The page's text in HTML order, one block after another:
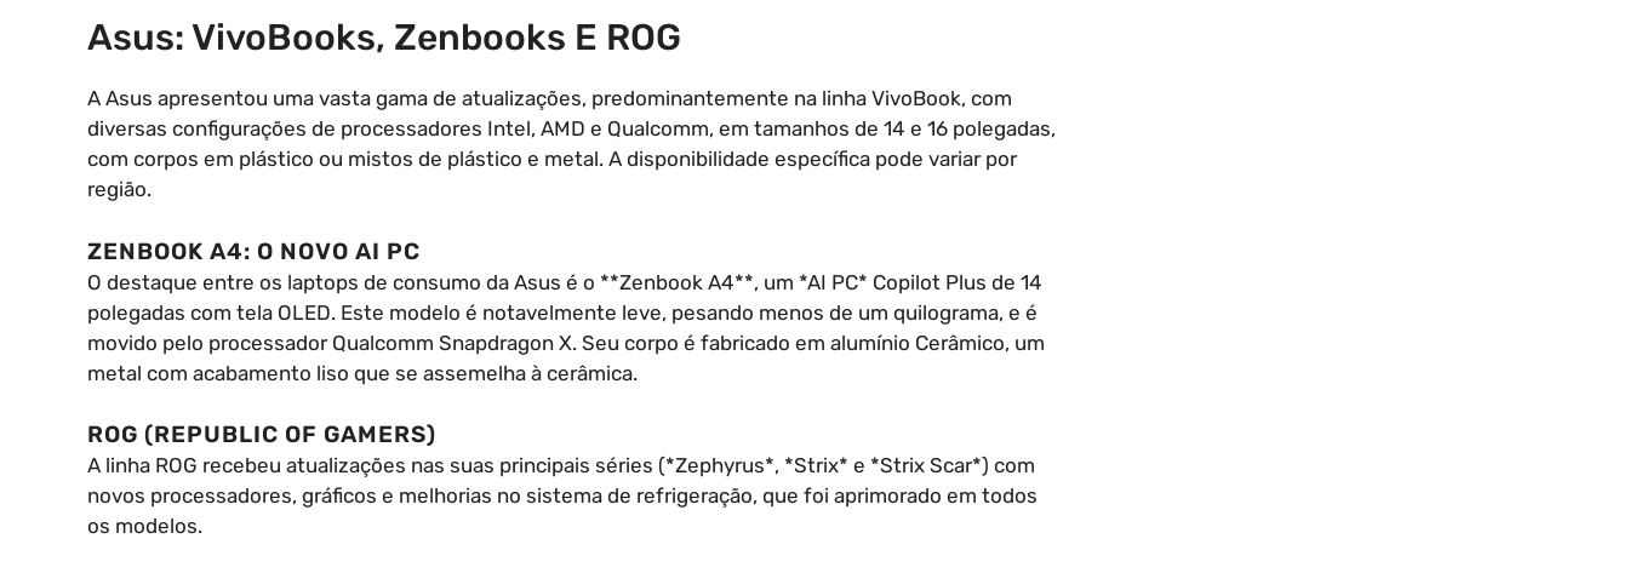
Asus: VivoBooks, Zenbooks E ROG
A Asus apresentou uma vasta gama de atualizações, predominantemente na linha VivoBook, com
diversas configurações de processadores Intel, AMD e Qualcomm, em tamanhos de 14 e 16 polegadas,
com corpos em plástico ou mistos de plástico e metal. A disponibilidade específica pode variar por
região.
ZENBOOK A4: O NOVO AI PC
O destaque entre os laptops de consumo da Asus é o **Zenbook A4**, um *AI PC* Copilot Plus de 14
polegadas com tela OLED. Este modelo é notavelmente leve, pesando menos de um quilograma, e é
movido pelo processador Qualcomm Snapdragon X. Seu corpo é fabricado em alumínio Cerâmico, um
metal com acabamento liso que se assemelha à cerâmica.
ROG (REPUBLIC OF GAMERS)
A linha ROG recebeu atualizações nas suas principais séries (*Zephyrus*, *Strix* e *Strix Scar*) com
novos processadores, gráficos e melhorias no sistema de refrigeração, que foi aprimorado em todos
os modelos.